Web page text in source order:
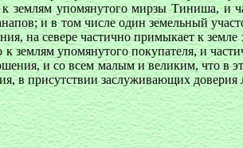
к землям упомянутого мирзы Тиниша, и
и в том числе один земельный
на севере частично примыкает к
к землям упомянутого покупателя, и
и со всем малым и великим, что в
в присутствии заслуживающих доверия